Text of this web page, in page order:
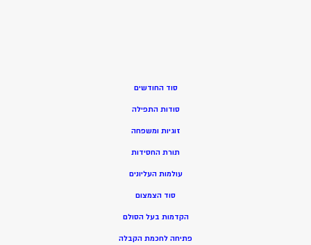
סוד החודשים
סודות התפילה
זוגיות ומשפחה
תורת החסידות
עולמות העליונים
סוד הצמצום
הקדמות בעל הסולם
פתיחה לחכמת הקבלה